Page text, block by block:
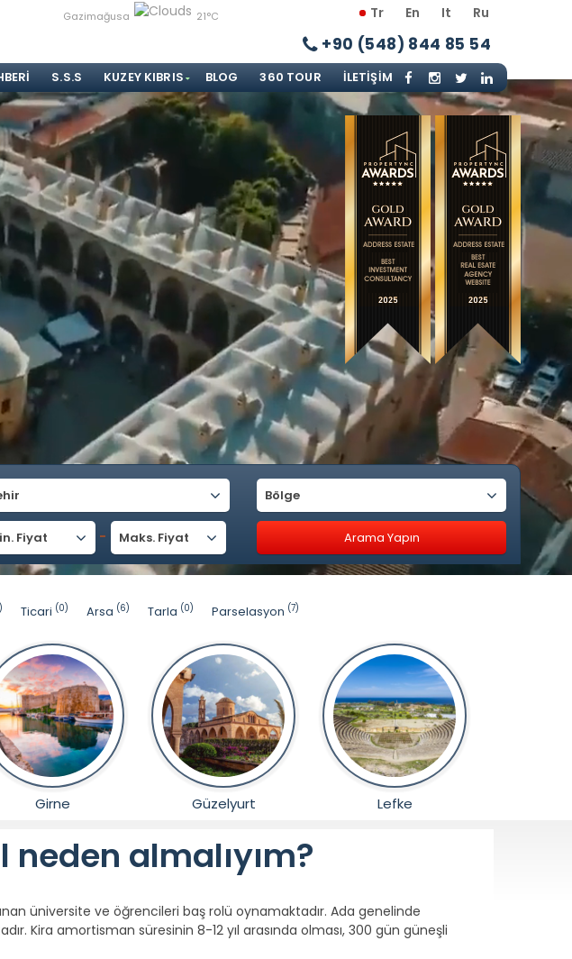
Tr En It Ru
Gazimağusa 21°C
+90 (548) 844 85 54
S.S.S KUZEY KIBRIS BLOG 360 TOUR İLETIŞIM
Bölge
Fiyat - Maks. Fiyat
Ticari (0) Arsa (6) Tarla (0) Parselasyon (7)
Girne Güzelyurt Lefke
neden almalıyım?
üniversite ve öğrencileri baş rolü oynamaktadır. Ada genelinde
Kira amortisman süresinin 8-12 yıl arasında olması, 300 gün güneşli